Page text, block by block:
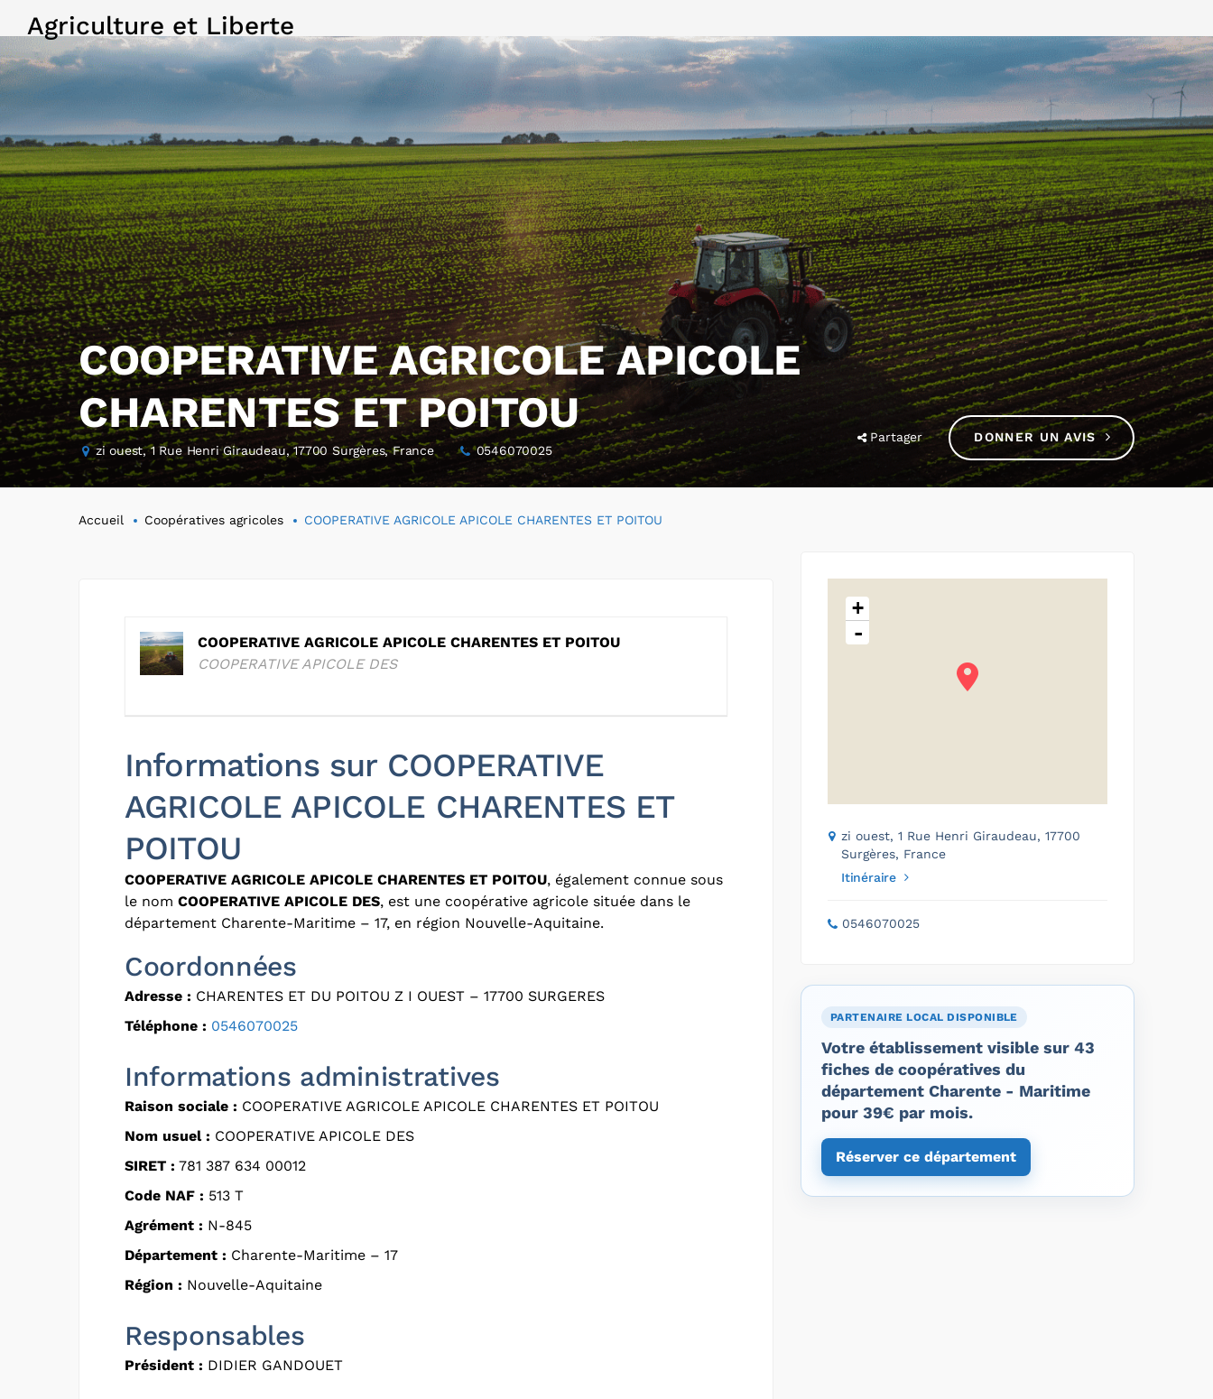
Agriculture et Liberte
COOPERATIVE AGRICOLE APICOLE
CHARENTES ET POITOU
zi ouest, 1 Rue Henri Giraudeau, 17700 Surgères, France 0546070025
Partager DONNER UN AVIS
Accueil Coopératives agricoles COOPERATIVE AGRICOLE APICOLE CHARENTES ET POITOU
COOPERATIVE AGRICOLE APICOLE CHARENTES ET POITOU
COOPERATIVE APICOLE DES
Informations sur COOPERATIVE
AGRICOLE APICOLE CHARENTES ET
POITOU
COOPERATIVE AGRICOLE APICOLE CHARENTES ET POITOU, également connue sous
le nom COOPERATIVE APICOLE DES, est une coopérative agricole située dans le
département Charente-Maritime – 17, en région Nouvelle-Aquitaine.
Coordonnées
Adresse : CHARENTES ET DU POITOU Z I OUEST – 17700 SURGERES
Téléphone : 0546070025
Informations administratives
Raison sociale : COOPERATIVE AGRICOLE APICOLE CHARENTES ET POITOU
Nom usuel : COOPERATIVE APICOLE DES
SIRET : 781 387 634 00012
Code NAF : 513 T
Agrément : N-845
Département : Charente-Maritime – 17
Région : Nouvelle-Aquitaine
Responsables
Président : DIDIER GANDOUET
+
-
zi ouest, 1 Rue Henri Giraudeau, 17700
Surgères, France
Itinéraire
0546070025
PARTENAIRE LOCAL DISPONIBLE
Votre établissement visible sur 43
fiches de coopératives du
département Charente - Maritime
pour 39€ par mois.
Réserver ce département